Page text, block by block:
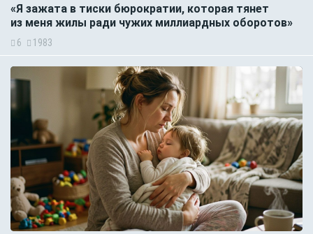
«Я зажата в тиски бюрократии, которая тянет
из меня жилы ради чужих миллиардных оборотов»
6 1983